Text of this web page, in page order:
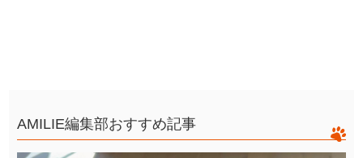
AMILIE編集部おすすめ記事